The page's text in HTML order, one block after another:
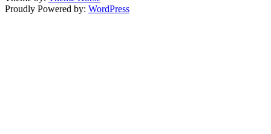
Proudly Powered by: WordPress